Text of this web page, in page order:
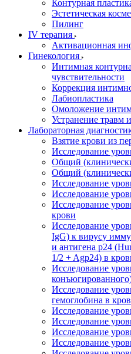
Контурная
Эстетическая
Пилинг
IV терапия
Активационная
Гинекология
Интимная
чувствительности
Коррекция
Лабиопластика
Омоложение
Устранение травм
Лабораторная
Взятие крови из
Исследование
Общий
Общий
Исследование
Исследование
Исследование
крови
Исследование
IgG) к вирусу
и антигена p24
1/2 + Agp24) в
Исследование
Исследование
гемоглобина в
Исследование
Исследование
Исследование
Исследование